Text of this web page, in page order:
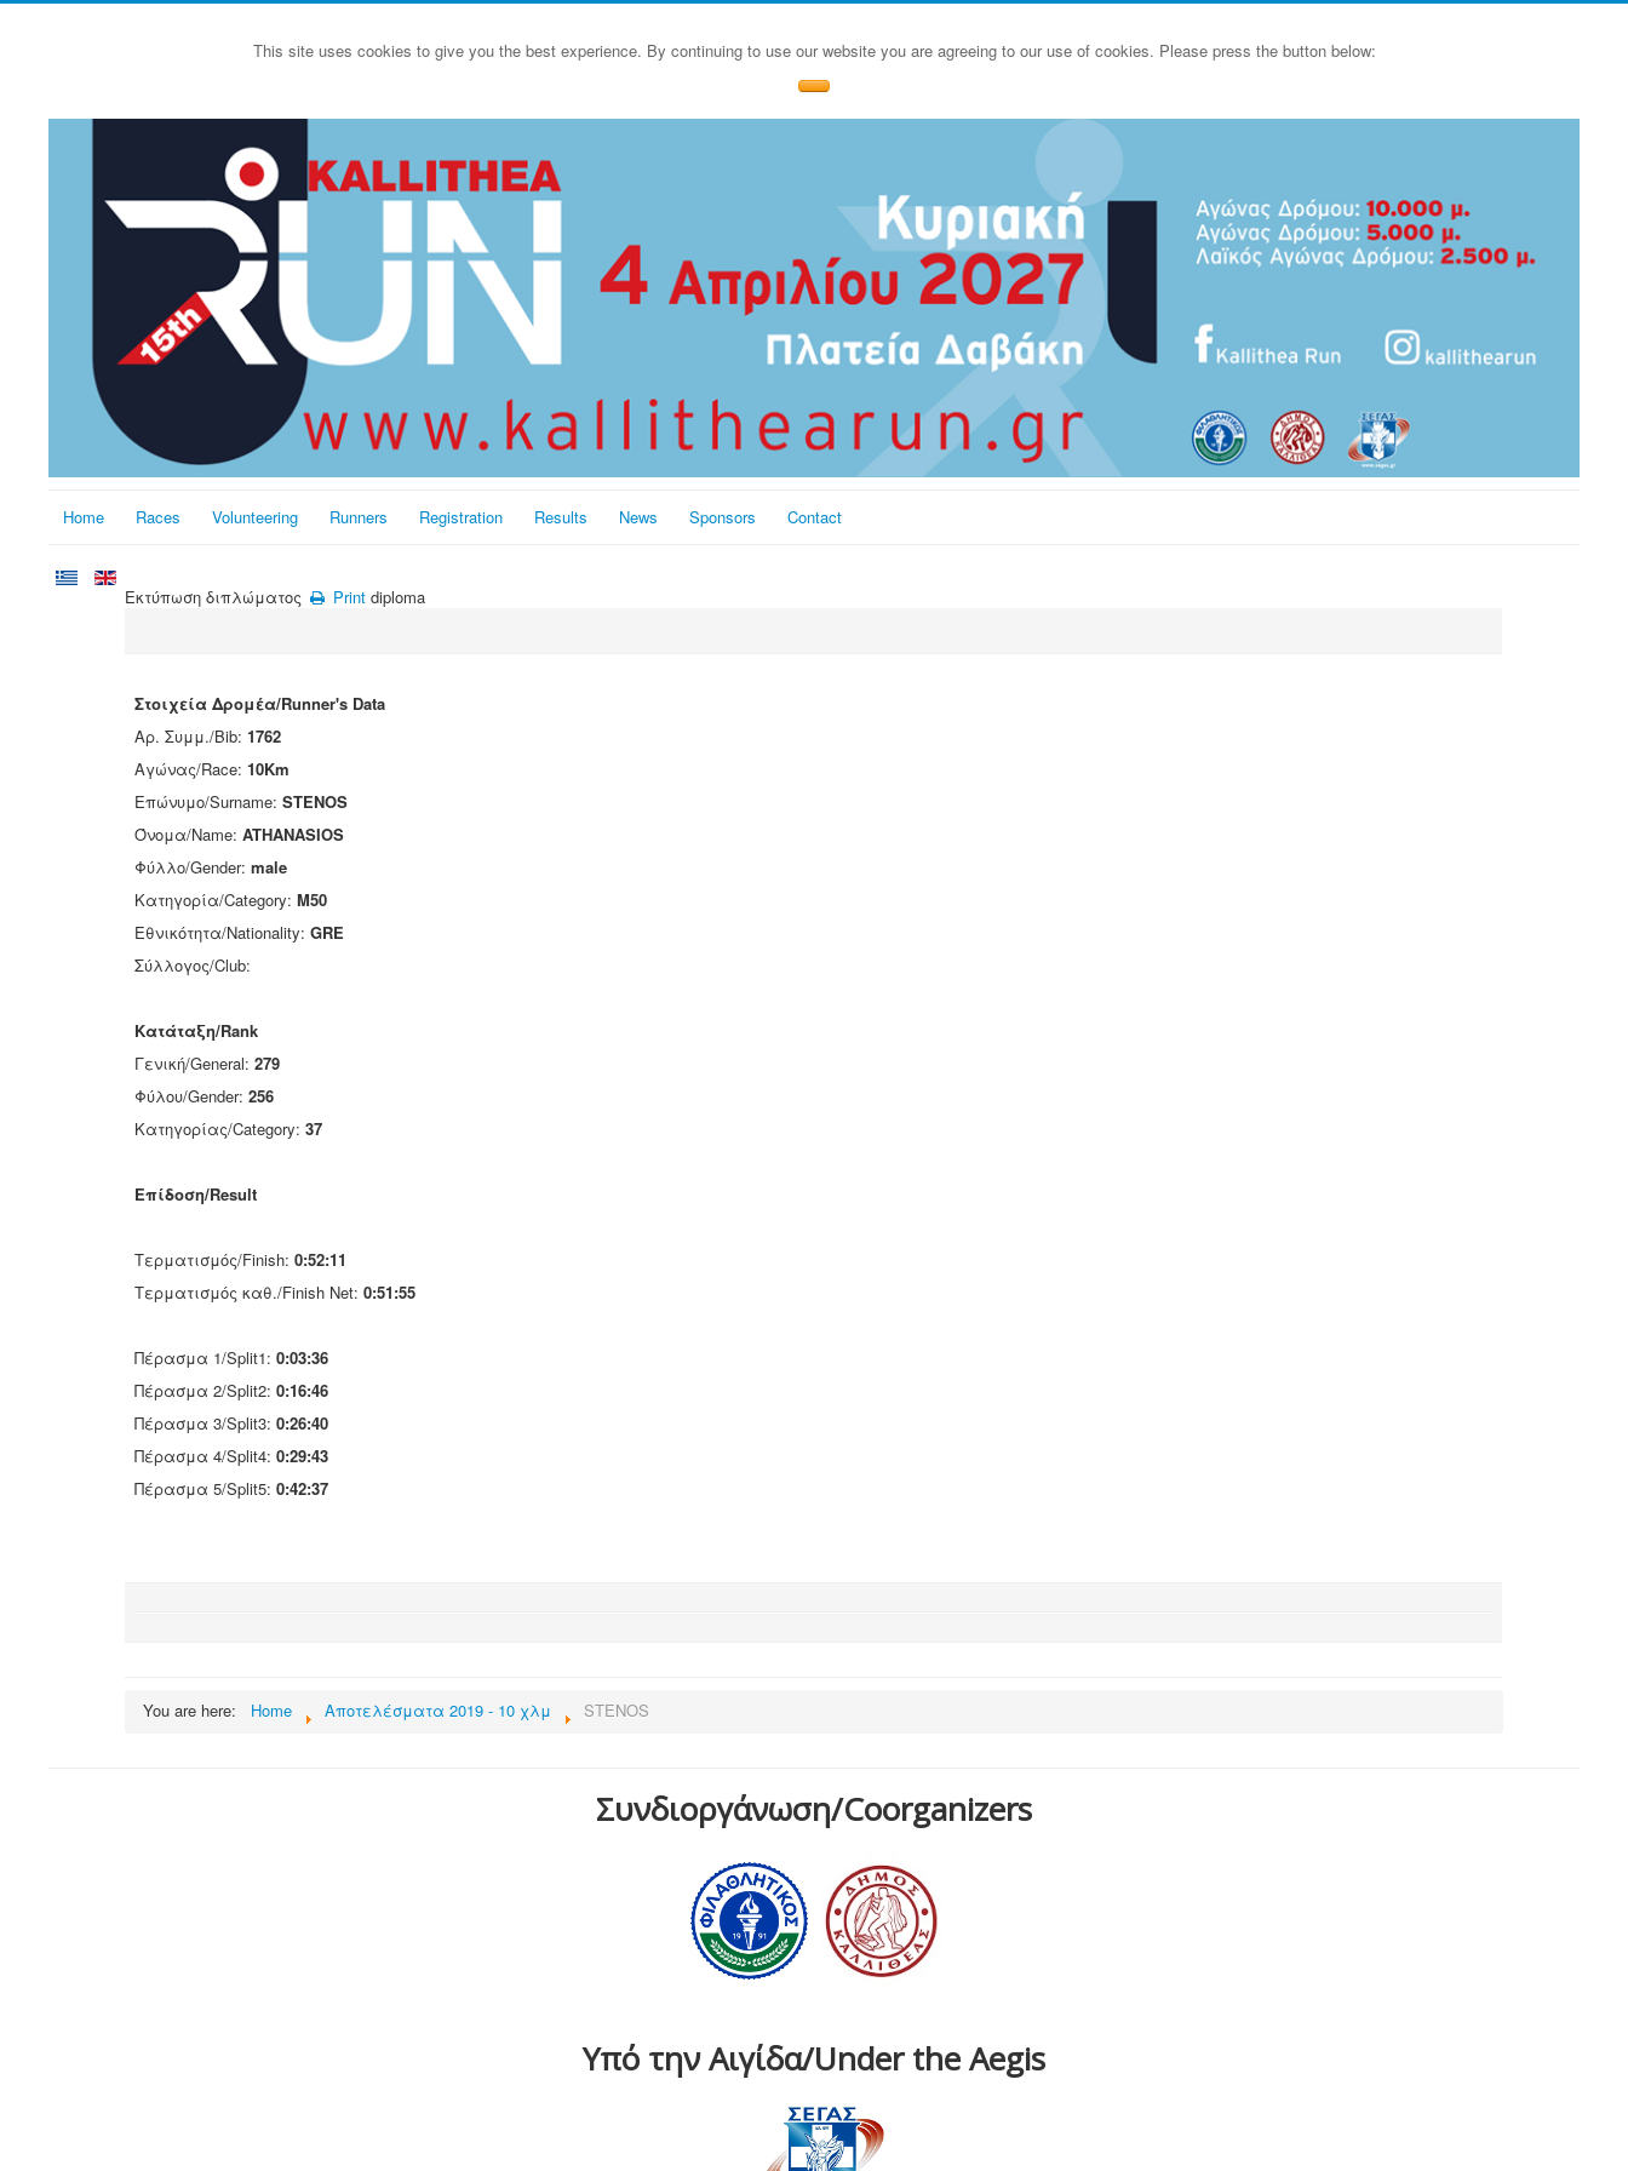
This site uses cookies to give you the best experience. By continuing to use our website you are agreeing to our use of cookies. Please press the button below:
Home Races Volunteering Runners Registration Results News Sponsors Contact
Εκτύπωση διπλώματος Print diploma
Στοιχεία Δρομέα/Runner's Data
Αρ. Συμμ./Bib:1762
Αγώνας/Race:10Km
Επώνυμο/Surname:STENOS
Όνομα/Name:ATHANASIOS
Φύλλο/Gender:male
Κατηγορία/Category:M50
Εθνικότητα/Nationality:GRE
Σύλλογος/Club:
Κατάταξη/Rank
Γενική/General:279
Φύλου/Gender: 256
Κατηγορίας/Category:37
Επίδοση/Result
Τερματισμός/Finish:0:52:11
Τερματισμός καθ./Finish Net: 0:51:55
Πέρασμα 1/Split1:0:03:36
Πέρασμα 2/Split2:0:16:46
Πέρασμα 3/Split3:0:26:40
Πέρασμα 4/Split4:0:29:43
Πέρασμα 5/Split5:0:42:37
You are here: Home Αποτελέσματα 2019 - 10 χλμ STENOS
Συνδιοργάνωση/Coorganizers
Υπό την Αιγίδα/Under the Aegis